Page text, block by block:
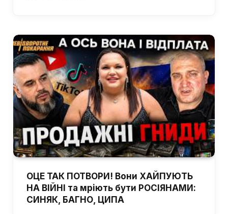
ОЦЕ ТАК ПОТВОРИ! Вони ХАЙПУЮТЬ
НА ВІЙНІ та мріють бути РОСІЯНАМИ:
СИНЯК, БАГНО, ЦИПА